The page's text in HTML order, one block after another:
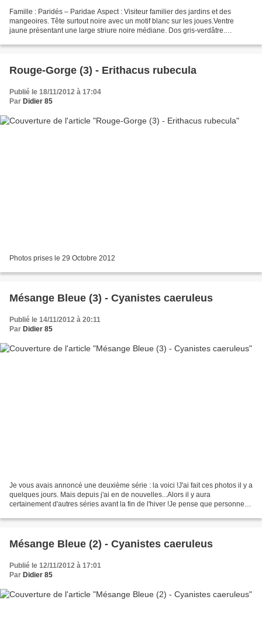
Famille : Paridés – Paridae Aspect : Visiteur familier des jardins et des
mangeoires. Tête surtout noire avec un motif blanc sur les joues.Ventre
jaune présentant une large striure noire médiane. Dos gris-verdâtre.
Rouge-Gorge (3) - Erithacus rubecula
Publié le 18/11/2012 à 17:04
Par Didier 85
Photos prises le 29 Octobre 2012
Mésange Bleue (3) - Cyanistes caeruleus
Publié le 14/11/2012 à 20:11
Par Didier 85
Je vous avais annoncé une deuxième série : la voici !J'ai fait ces photos il y a
quelques jours. Mais depuis j'ai en de nouvelles...Alors il y aura
certainement d'autres séries avant la fin de l'hiver !Je pense que personne
Mésange Bleue (2) - Cyanistes caeruleus
Publié le 12/11/2012 à 17:01
Par Didier 85